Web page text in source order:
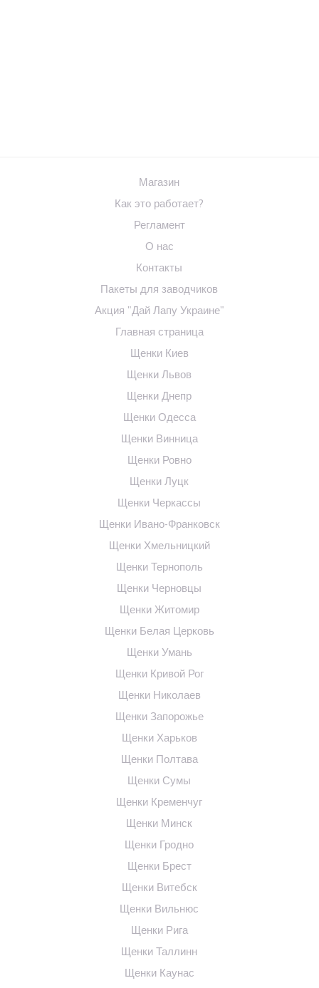
Магазин
Как это работает?
Регламент
О нас
Контакты
Пакеты для заводчиков
Акция "Дай Лапу Украине"
Главная страница
Щенки Киев
Щенки Львов
Щенки Днепр
Щенки Одесса
Щенки Винница
Щенки Ровно
Щенки Луцк
Щенки Черкассы
Щенки Ивано-Франковск
Щенки Хмельницкий
Щенки Тернополь
Щенки Черновцы
Щенки Житомир
Щенки Белая Церковь
Щенки Умань
Щенки Кривой Рог
Щенки Николаев
Щенки Запорожье
Щенки Харьков
Щенки Полтава
Щенки Сумы
Щенки Кременчуг
Щенки Минск
Щенки Гродно
Щенки Брест
Щенки Витебск
Щенки Вильнюс
Щенки Рига
Щенки Таллинн
Щенки Каунас